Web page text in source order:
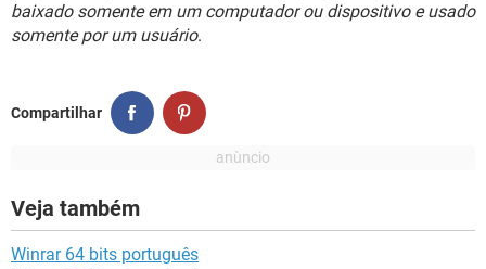
baixado somente em um computador ou dispositivo e usado
somente por um usuário.
Compartilhar
Veja também
Winrar 64 bits português